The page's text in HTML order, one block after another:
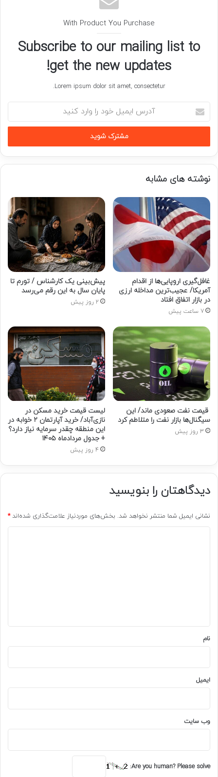
With Product You Purchase
Subscribe to our mailing list to
get the new updates!
Lorem ipsum dolor sit amet, consectetur.
آدرس
ایمیل
خود
وارد
کنید
نوشته های مشابه
غافل‌گیری اروپایی‌ها از اقدام
آمریکا/ عجیب‌ترین مداخله ارزی
در بازار اتفاق افتاد
7 ساعت پیش
پیش‌بینی یک کارشناس / تورم تا
پایان سال به این رقم می‌رسد
2 روز پیش
قیمت نفت صعودی ماند/ این
سیگنال‌ها بازار نفت را متلاطم کرد
3 روز پیش
لیست قیمت خرید مسکن در
نازی‌آباد/ خرید آپارتمان ۲ خوابه در
این منطقه چقدر سرمایه نیاز دارد؟
+ جدول مردادماه ۱۴۰۵
4 روز پیش
دیدگاهتان را بنویسید
نشانی ایمیل شما منتشر نخواهد شد. بخش‌های موردنیاز علامت‌گذاری شده‌اند*
نام
ایمیل
وب‌ سایت
Are you human? Please solve: